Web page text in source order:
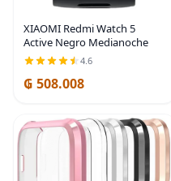
XIAOMI Redmi Watch 5
Active Negro Medianoche
4.6
₲ 508.008